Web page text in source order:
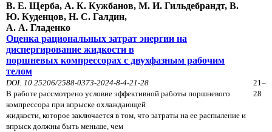
В. Е. Щерба, А. К. Кужбанов, М. И. Гильдебрандт, В.
Ю. Куденцов, Н. С. Галдин,
А. А. Гладенко
Оценка рациональных затрат энергии на
диспергирование жидкости в
поршневых компрессорах с двухфазным рабочим
телом
DOI: 10.25206/2588-0373-2024-8-4-21-28
В работе рассмотрено условие эффективной работы поршневого
компрессора при впрыске охлаждающей
жидкости, которое заключается в том, что затраты на ее распыление и
впрыск должны быть меньше, чем
21–
28